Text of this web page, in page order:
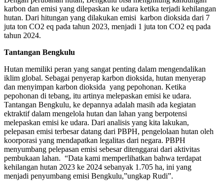
karbon dan emisi yang dilepaskan ke udara ketika terjadi kehilangan
hutan. Dari hitungan yang dilakukan emisi karbon dioksida dari 7
juta ton CO2 eq pada tahun 2023, menjadi 1 juta ton CO2 eq pada
tahun 2024.
Tantangan Bengkulu
Hutan memiliki peran yang sangat penting dalam mengendalikan
iklim global. Sebagai penyerap karbon dioksida, hutan menyerap
dan menyimpan karbon dioksida yang pepohonan. Ketika
pepohonan di tebang, itu artinya melepaskan emisi ke udara.
Tantangan Bengkulu, ke depannya adalah masih ada kegiatan
ektraktif dalam mengelola hutan dan lahan yang berpotensi
melepaskan emisi ke udara. Dari analisis yang kita lakukan,
pelepasan emisi terbesar datang dari PBPH, pengelolaan hutan oleh
koorporasi yang mendapatkan legalitas dari negara. PBPH
menyumbang pelepasan emisi sebesar ditenggarai dari aktivitas
pembukaan lahan. “Data kami memperlihatkan bahwa terdapat
kehilangan hutan 2023 ke 2024 sebanyak 1.705 ha, ini yang
menjadi penyumbang emisi Bengkulu,”ungkap Rudi”.